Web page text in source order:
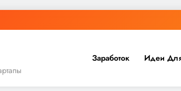
Заработок Идеи